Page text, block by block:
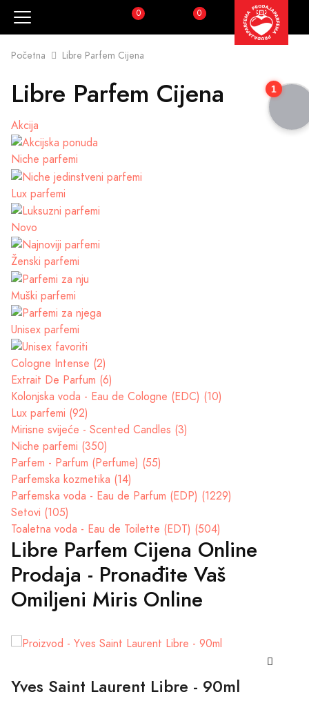
0 Korpa
0
Početna Libre Parfem Cijena
Libre Parfem Cijena
Akcija
Niche parfemi
Lux parfemi
Novo
Ženski parfemi
Muški parfemi
Unisex parfemi
Cologne Intense (2)
Extrait De Parfum (6)
Kolonjska voda - Eau de Cologne (EDC) (10)
Lux parfemi (92)
Mirisne svijeće - Scented Candles (3)
Niche parfemi (350)
Parfem - Parfum (Perfume) (55)
Parfemska kozmetika (14)
Parfemska voda - Eau de Parfum (EDP) (1229)
Setovi (105)
Toaletna voda - Eau de Toilette (EDT) (504)
Libre Parfem Cijena Online
Prodaja - Pronađite Vaš
Omiljeni Miris Online
Yves Saint Laurent Libre - 90ml
1